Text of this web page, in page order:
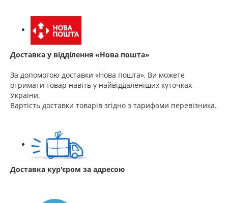
Доставка у відділення «Нова пошта»
За допомогою доставки «Нова пошта», Ви можете
отримати товар навіть у найвіддаленіших куточках
України.
Вартість доставки товарів згідно з тарифами перевізника.
Доставка кур'єром за адресою